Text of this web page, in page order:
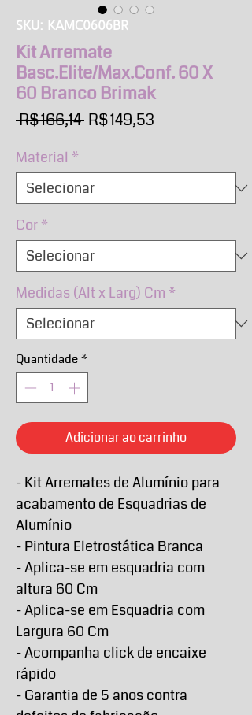
SKU: KAMC0606BR
Kit Arremate
Basc.Elite/Max.Conf. 60 X
60 Branco Brimak
R$ 166,14 Preço
R$ 149,53
Material *
Cor*
Medidas (Alt x Larg) Cm *
Quantidade*
Adicionar ao carrinho
- Kit Arremates de Alumínio para
acabamento de Esquadrias de
Alumínio
- Pintura Eletrostática Branca
- Aplica-se em esquadria com
altura 60 Cm
- Aplica-se em Esquadria com
Largura 60 Cm
- Acompanha click de encaixe
rápido
- Garantia de 5 anos contra